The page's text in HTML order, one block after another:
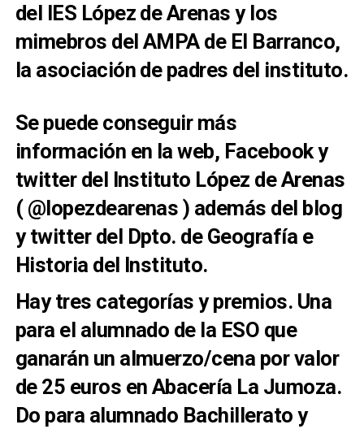
del IES López de Arenas y los
mimebros del AMPA de El Barranco,
la asociación de padres del instituto.
Se puede conseguir más
información en la web, Facebook y
twitter del Instituto López de Arenas
( @lopezdearenas ) además del blog
y twitter del Dpto. de Geografía e
Historia del Instituto.
Hay tres categorías y premios. Una
para el alumnado de la ESO que
ganarán un almuerzo/cena por valor
de 25 euros en Abacería La Jumoza.
Do para alumnado Bachillerato y